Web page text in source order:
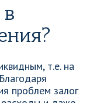
т.е. на
проблем залог